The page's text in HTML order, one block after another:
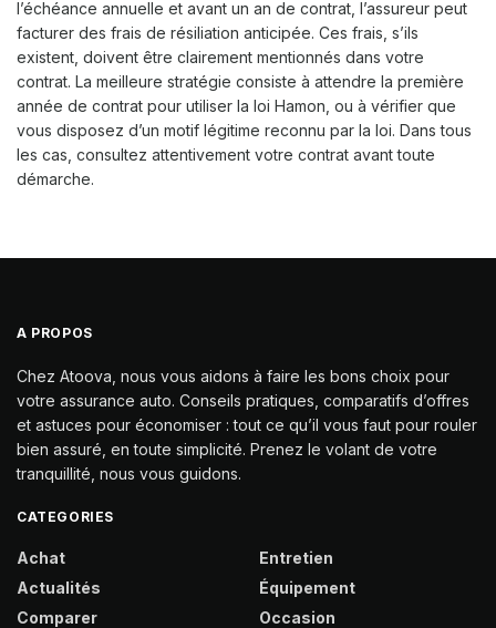
l’échéance annuelle et avant un an de contrat, l’assureur peut
facturer des frais de résiliation anticipée. Ces frais, s’ils
existent, doivent être clairement mentionnés dans votre
contrat. La meilleure stratégie consiste à attendre la première
année de contrat pour utiliser la loi Hamon, ou à vérifier que
vous disposez d’un motif légitime reconnu par la loi. Dans tous
les cas, consultez attentivement votre contrat avant toute
démarche.
A PROPOS
Chez Atoova, nous vous aidons à faire les bons choix pour
votre assurance auto. Conseils pratiques, comparatifs d’offres
et astuces pour économiser : tout ce qu’il vous faut pour rouler
bien assuré, en toute simplicité. Prenez le volant de votre
tranquillité, nous vous guidons.
CATEGORIES
Achat
Actualités
Comparer
Entretien
Équipement
Occasion